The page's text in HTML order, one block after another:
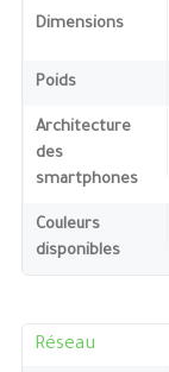
Dimensions
Poids
Architecture
des
smartphones
Couleurs
disponibles
Réseau